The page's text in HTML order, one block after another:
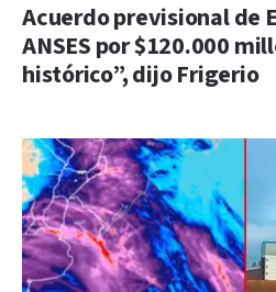
Acuerdo previsional de
ANSES por $120.000
histórico”, dijo Frigerio